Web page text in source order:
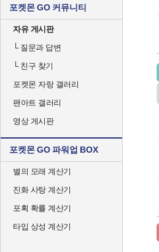
포켓몬 GO 커뮤니티
자유 게시판
└질문과 답변
└친구 찾기
포켓몬 자랑 갤러리
팬아트 갤러리
영상 게시판
포켓몬 GO 파워업 BOX
별의 모래 계산기
진화 사탕 계산기
포획 확률 계산기
타입 상성 계산기